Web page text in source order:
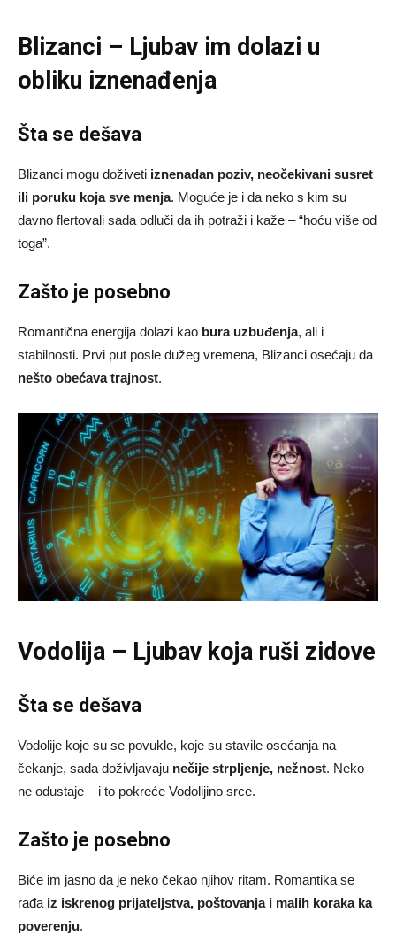
Blizanci – Ljubav im dolazi u
obliku iznenađenja
Šta se dešava
Blizanci mogu doživeti iznenadan poziv, neočekivani susret
ili poruku koja sve menja. Moguće je i da neko s kim su
davno flertovali sada odluči da ih potraži i kaže – “hoću više od
toga”.
Zašto je posebno
Romantična energija dolazi kao bura uzbuđenja, ali i
stabilnosti. Prvi put posle dužeg vremena, Blizanci osećaju da
nešto obećava trajnost.
Vodolija – Ljubav koja ruši zidove
Šta se dešava
Vodolije koje su se povukle, koje su stavile osećanja na
čekanje, sada doživljavaju nečije strpljenje, nežnost. Neko
ne odustaje – i to pokreće Vodolijino srce.
Zašto je posebno
Biće im jasno da je neko čekao njihov ritam. Romantika se
rađa iz iskrenog prijateljstva, poštovanja i malih koraka ka
poverenju.